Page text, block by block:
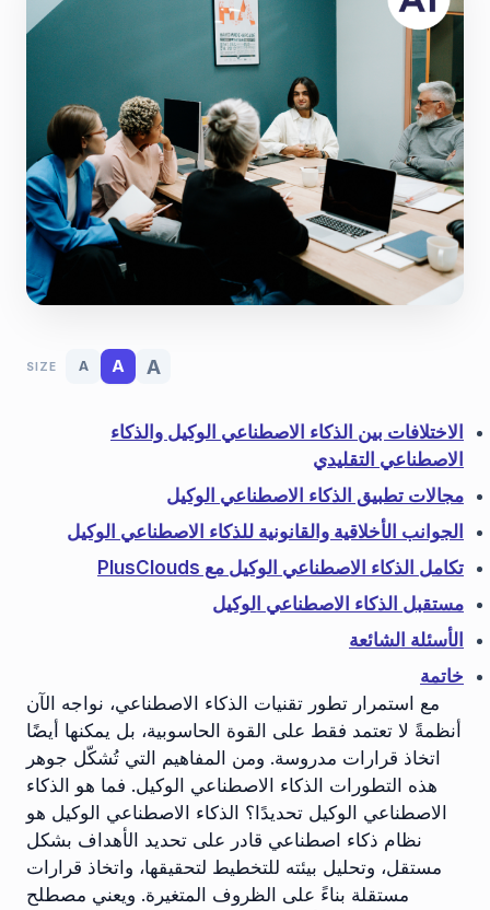
SIZE A A A
الاختلافات بين الذكاء الاصطناعي الوكيل والذكاء
الاصطناعي التقليدي
مجالات تطبيق الذكاء الاصطناعي الوكيل
الجوانب الأخلاقية والقانونية للذكاء الاصطناعي الوكيل
تكامل الذكاء الاصطناعي الوكيل مع PlusClouds
مستقبل الذكاء الاصطناعي الوكيل
الأسئلة الشائعة
خاتمة
مع استمرار تطور تقنيات الذكاء الاصطناعي، نواجه الآن
أنظمةً لا تعتمد فقط على القوة الحاسوبية، بل يمكنها أيضًا
اتخاذ قرارات مدروسة. ومن المفاهيم التي تُشكّل جوهر
هذه التطورات الذكاء الاصطناعي الوكيل. فما هو الذكاء
الاصطناعي الوكيل تحديدًا؟ الذكاء الاصطناعي الوكيل هو
نظام ذكاء اصطناعي قادر على تحديد الأهداف بشكل
مستقل، وتحليل بيئته للتخطيط لتحقيقها، واتخاذ قرارات
مستقلة بناءً على الظروف المتغيرة. ويعني مصطلح